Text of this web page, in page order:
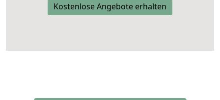
Kostenlose Angebote erhalten